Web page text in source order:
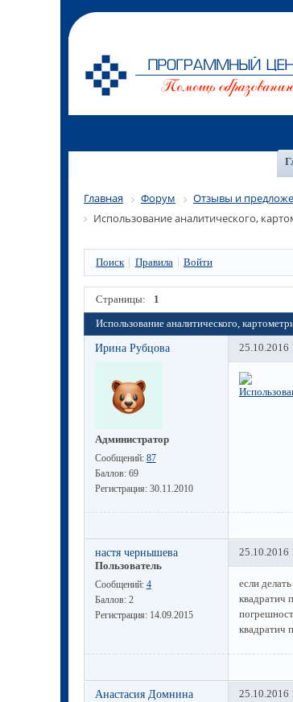
Главная Форум
Отзывы и
Использование аналитического,
Поиск Правила Войти
Страницы: 1
Использование аналитического,
Ирина Рубцова
Администратор
Сообщений: 87
Баллов: 69
Регистрация: 30.11.2010
25.10.2016
настя чернышева
Пользователь
Сообщений: 4
Баллов: 2
Регистрация: 14.09.2015
25.10.2016
если
квадратич
квадратич
Анастасия Домнина 25.10.2016